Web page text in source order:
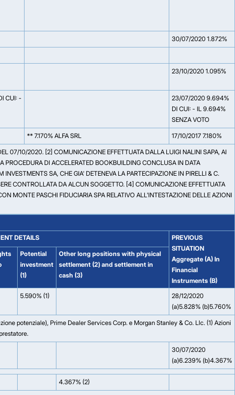
30/07/2020 1.872%
23/10/2020 1.095%
CUI: -
23/07/2020 9.694%
DI CUI: - IL 9.694%
SENZA VOTO
** 7.170% ALFA SRL 17/10/2017 7.180%
07/10/2020. [2] COMUNICAZIONE EFFETTUATA DALLA LUIGI NALINI SAPA, AI
PROCEDURA DI ACCELERATED BOOKBUILDING CONCLUSA IN DATA
SA, CHE GIA' DETENEVA LA PARTECIPAZIONE IN PIRELLI & C.
CONTROLLATA DA ALCUN SOGGETTO. [4] COMUNICAZIONE EFFETTUATA
MONTE PASCHI FIDUCIARIA SPA RELATIVO ALL'INTESTAZIONE DELLE AZIONI
DETAILS
PREVIOUS
SITUATION
Aggregate (A) In
Financial
Instruments (B)
Potential
investment
(1)
Other long positions with physical
settlement (2) and settlement in
cash (3)
5.590% (1)
28/12/2020
(a)5.828% (b)5.760%
potenziale), Prime Dealer Services Corp. e Morgan Stanley & Co. Llc. (1) Azioni
30/07/2020
(a)6.239% (b)4.367%
4.367% (2)